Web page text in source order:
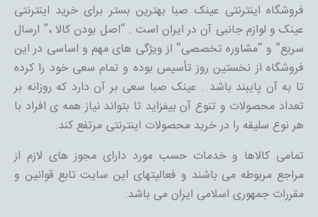
فروشگاه اینترنتی عینک صبا بهترین بستر برای خرید اینترنتی
عینک و لوازم جانبی آن در ایران است . “اصل بودن کالا ،” ارسال
سریع” و “مشاوره تخصصی” از ویژگی های مهم و اساسی در این
فروشگاه از نخستین روز تأسیس بوده و تمام سعی خود را کرده
تا به آن پایبند باشد . عینک صبا سعی بر آن دارد که روزانه بر
تعداد محصولات و تنوع آن بیفزاید تا بتواند نیاز همه ی افراد با
هر نوع سلیقه را در خرید محصولات اینترنتی مرتفع کند.
تمامی کالاها و خدمات حسب مورد دارای مجوز های لازم از
مراجع مربوطه می باشند و فعالیتهای این سایت تابع قوانین و
مقررات جمهوری اسلامی ایران می باشد.